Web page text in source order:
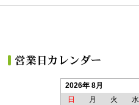
2026年 8月
日
月 火 水